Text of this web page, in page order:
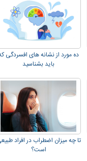
ده مورد از نشانه های افسردگی
باید بشناسید
تا چه میزان اضطراب در افراد
است؟